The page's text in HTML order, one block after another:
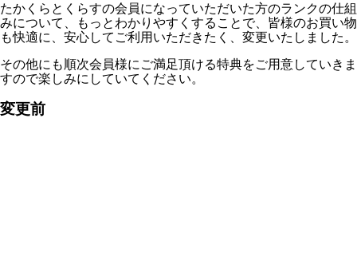
たかくらとくらすの会員になっていただいた方のランクの仕組
みについて、もっとわかりやすくすることで、皆様のお買い物
も快適に、安心してご利用いただきたく、変更いたしました。
その他にも順次会員様にご満足頂ける特典をご用意していきま
すので楽しみにしていてください。
変更前